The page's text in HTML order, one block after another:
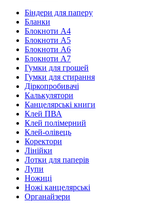
Біндери для паперу
Бланки
Блокноти А4
Блокноти А5
Блокноти А6
Блокноти А7
Гумки для грошей
Гумки для стирання
Діркопробивачі
Калькулятори
Канцелярські книги
Клей ПВА
Клей полімерний
Клей-олівець
Коректори
Лінійки
Лотки для паперів
Лупи
Ножиці
Ножі канцелярські
Органайзери